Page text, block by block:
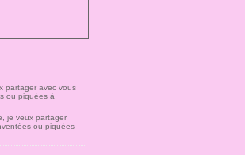
je veux partager
ou piquées